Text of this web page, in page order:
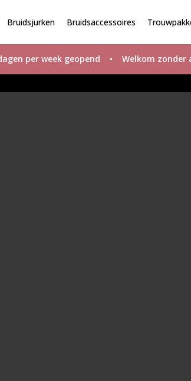
Bruidsjurken Bruidsaccessoires
per week geopend • Welkom